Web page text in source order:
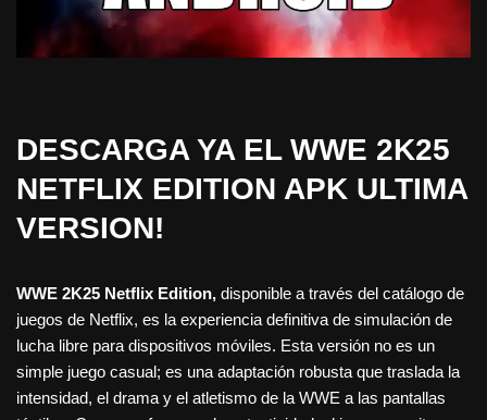
DESCARGA YA EL WWE 2K25
NETFLIX EDITION APK ULTIMA
VERSION!
WWE 2K25 Netflix Edition, disponible a través del catálogo de
juegos de Netflix, es la experiencia definitiva de simulación de
lucha libre para dispositivos móviles. Esta versión no es un
simple juego casual; es una adaptación robusta que traslada la
intensidad, el drama y el atletismo de la WWE a las pantallas